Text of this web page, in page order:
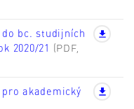
bc. studijních
2020/21 (PDF,
akademický